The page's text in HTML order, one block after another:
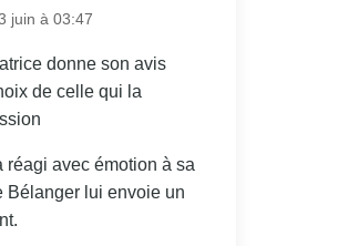
juin à 03:47
donne son avis
de celle qui la
réagi avec émotion à sa
Bélanger lui envoie un